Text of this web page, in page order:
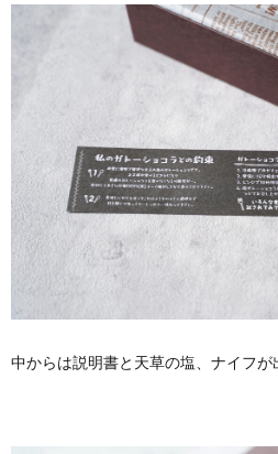
中からは説明書と天草の塩、ナイフが